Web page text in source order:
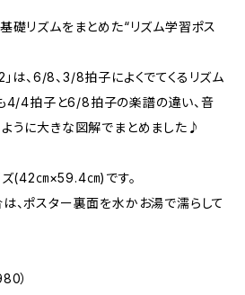
礎リズムをまとめた“リズム学習ポス
」は、6/8、3/8拍子によくでてくるリズム
4/4拍子と6/8拍子の楽譜の違い、音
うに大きな図解でまとめました♪
(42㎝×59.4㎝)です。
、ポスター裏面を水かお湯で濡らして
）